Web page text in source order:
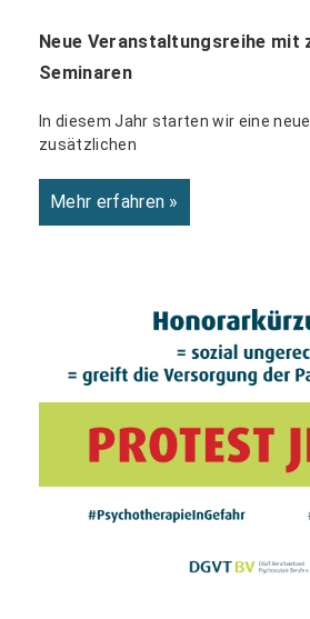
Neue Veranstaltungsreihe mit
Seminaren
In diesem Jahr starten wir eine
zusätzlichen
Mehr erfahren »